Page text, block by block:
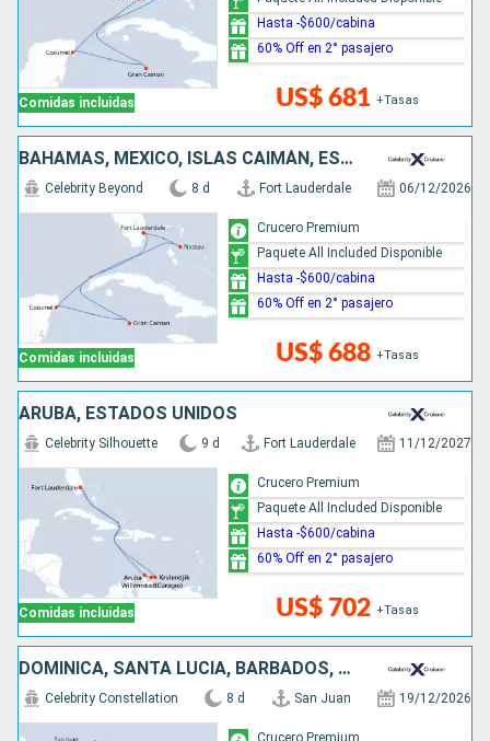
Comidas incluidas US$ 681 +Tasas
Hasta -$600/cabina
60% Off en 2° pasajero
BAHAMAS, MÉXICO, ISLAS CAIMÁN, ESTADOS UNIDOS
Comidas incluidas
Celebrity Beyond 8 d Fort Lauderdale 06/12/2026
US$ 688 +Tasas
Crucero Premium
Paquete All Included Disponible
Hasta -$600/cabina
60% Off en 2° pasajero
ARUBA, ESTADOS UNIDOS
Comidas incluidas
Celebrity Silhouette 9 d Fort Lauderdale 11/12/2027
US$ 702 +Tasas
Crucero Premium
Paquete All Included Disponible
Hasta -$600/cabina
60% Off en 2° pasajero
DOMINICA, SANTA LUCIA, BARBADOS, PUERTO RICO
Celebrity Constellation 8 d San Juan 19/12/2026
Crucero Premium